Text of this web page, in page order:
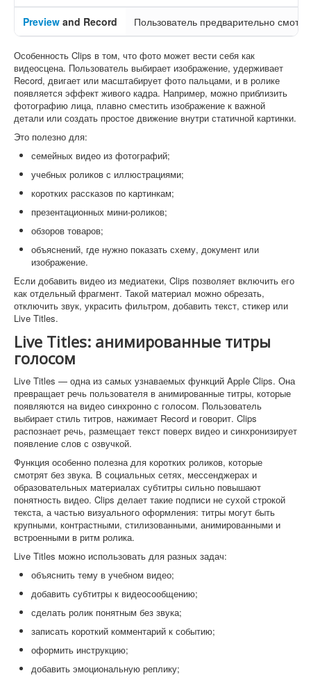
Preview and Record Пользователь предварительно
Особенность Clips в том, что фото может вести себя как
видеосцена. Пользователь выбирает изображение, удерживает
Record, двигает или масштабирует фото пальцами, и в ролике
появляется эффект живого кадра. Например, можно приблизить
фотографию лица, плавно сместить изображение к важной
детали или создать простое движение внутри статичной картинки.
Это полезно для:
семейных видео из фотографий;
учебных роликов с иллюстрациями;
коротких рассказов по картинкам;
презентационных мини-роликов;
обзоров товаров;
объяснений, где нужно показать схему, документ или
изображение.
Если добавить видео из медиатеки, Clips позволяет включить его
как отдельный фрагмент. Такой материал можно обрезать,
отключить звук, украсить фильтром, добавить текст, стикер или
Live Titles.
Live Titles: анимированные титры
голосом
Live Titles — одна из самых узнаваемых функций Apple Clips. Она
превращает речь пользователя в анимированные титры, которые
появляются на видео синхронно с голосом. Пользователь
выбирает стиль титров, нажимает Record и говорит. Clips
распознает речь, размещает текст поверх видео и синхронизирует
появление слов с озвучкой.
Функция особенно полезна для коротких роликов, которые
смотрят без звука. В социальных сетях, мессенджерах и
образовательных материалах субтитры сильно повышают
понятность видео. Clips делает такие подписи не сухой строкой
текста, а частью визуального оформления: титры могут быть
крупными, контрастными, стилизованными, анимированными и
встроенными в ритм ролика.
Live Titles можно использовать для разных задач:
объяснить тему в учебном видео;
добавить субтитры к видеосообщению;
сделать ролик понятным без звука;
записать короткий комментарий к событию;
оформить инструкцию;
добавить эмоциональную реплику;